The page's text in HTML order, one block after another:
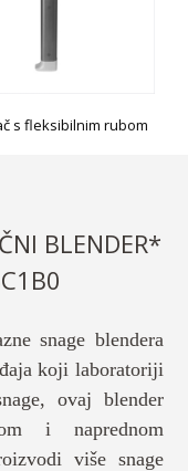
s fleksibilnim rubom
BLENDER*
snage blendera
koji laboratoriji
ovaj blender
i naprednom
više snage